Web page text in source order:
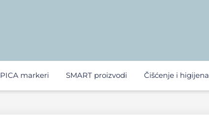
PICA markeri SMART proizvodi Čišćenje i higijena